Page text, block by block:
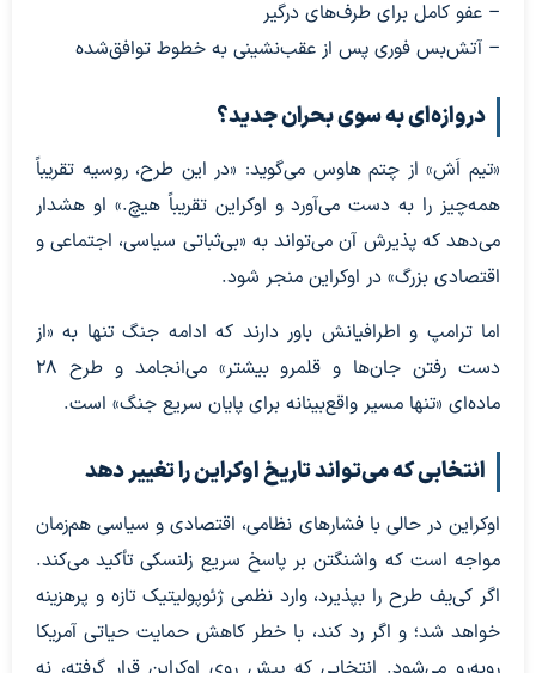
– عفو کامل برای طرف‌های درگیر
– آتش‌بس فوری پس از عقب‌نشینی به خطوط توافق‌شده
دروازه‌ای به سوی بحران جدید؟
«تیم اَش» از چتم هاوس می‌گوید: «در این طرح، روسیه تقریباً
همه‌چیز را به دست می‌آورد و اوکراین تقریباً هیچ.» او هشدار
می‌دهد که پذیرش آن می‌تواند به «بی‌ثباتی سیاسی، اجتماعی و
اقتصادی بزرگ» در اوکراین منجر شود.
اما ترامپ و اطرافیانش باور دارند که ادامه جنگ تنها به «از
دست رفتن جان‌ها و قلمرو بیشتر» می‌انجامد و طرح ۲۸
ماده‌ای «تنها مسیر واقع‌بینانه برای پایان سریع جنگ» است.
انتخابی که می‌تواند تاریخ اوکراین را تغییر دهد
اوکراین در حالی با فشارهای نظامی، اقتصادی و سیاسی هم‌زمان
مواجه است که واشنگتن بر پاسخ سریع زلنسکی تأکید می‌کند.
اگر کی‌یف طرح را بپذیرد، وارد نظمی ژئوپولیتیک تازه و پرهزینه
خواهد شد؛ و اگر رد کند، با خطر کاهش حمایت حیاتی آمریکا